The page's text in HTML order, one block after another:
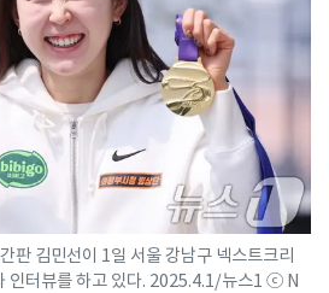
판 김민선이 1일 서울 강남구 넥스트크리
인터뷰를 하고 있다. 2025.4.1/뉴스1 ⓒ N